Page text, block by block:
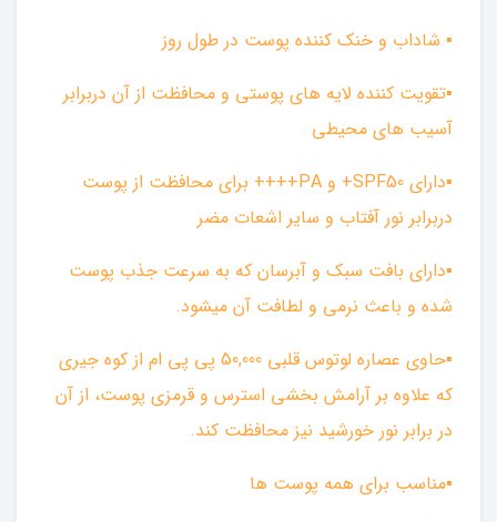
▪︎ شاداب و خنک کننده پوست در طول روز
▪︎تقویت کننده لایه های پوستی و محافظت از آن دربرابر
آسیب های محیطی
▪︎دارای SPF50+ و PA++++ برای محافظت از پوست
دربرابر نور آفتاب و سایر اشعات مضر
▪︎دارای بافت سبک و آبرسان که به سرعت جذب پوست
شده و باعث نرمی و لطافت آن میشود.
▪︎حاوی عصاره لوتوس قلبی 50,000 پی پی ام از کوه جیری
که علاوه بر آرامش بخشی استرس و قرمزی پوست، از آن
در برابر نور خورشید نیز محافظت کند.
▪︎مناسب برای همه پوست ها